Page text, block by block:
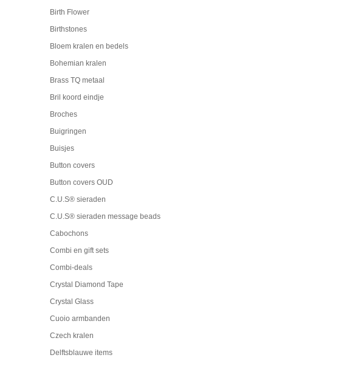
Birth Flower
Birthstones
Bloem kralen en bedels
Bohemian kralen
Brass TQ metaal
Bril koord eindje
Broches
Buigringen
Buisjes
Button covers
Button covers OUD
C.U.S® sieraden
C.U.S® sieraden message beads
Cabochons
Combi en gift sets
Combi-deals
Crystal Diamond Tape
Crystal Glass
Cuoio armbanden
Czech kralen
Delftsblauwe items